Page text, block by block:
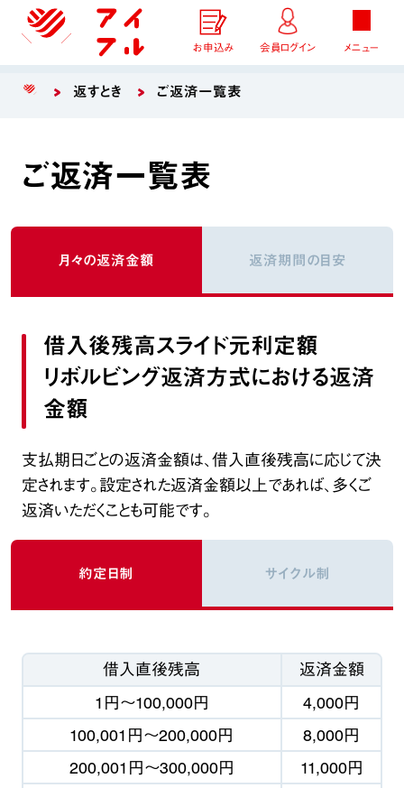
お申込み 会員ログイン メニュー
返すとき ご返済一覧表
ご返済一覧表
月々の返済金額 返済期間の目安
借入後残高スライド元利定額
リボルビング返済方式における返済
金額
支払期日ごとの返済金額は、借入直後残高に応じて決
定されます。設定された返済金額以上であれば、多くご
返済いただくことも可能です。
約定日制 サイクル制
借入直後残高
返済金額
1円〜100,000円
4,000円
100,001円〜200,000円
8,000円
200,001円〜300,000円
11,000円